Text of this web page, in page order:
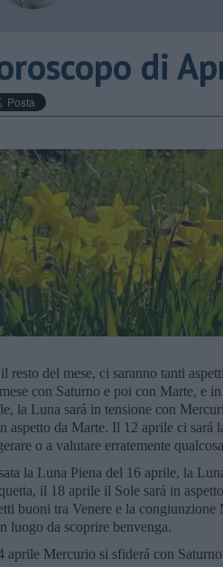
di
resto del mese, ci saranno tanti
con Saturno e poi con Marte, e
la Luna sará in tensione con
aspetto da Marte. Il 12 aprile ci sará
o a valutare erratemente
la Luna Piena del 16 aprile, la
il 18 aprile il Sole sará in
buoni tra Venere e la
luogo da scoprire benvenga.
aprile Mercurio si sfiderá con